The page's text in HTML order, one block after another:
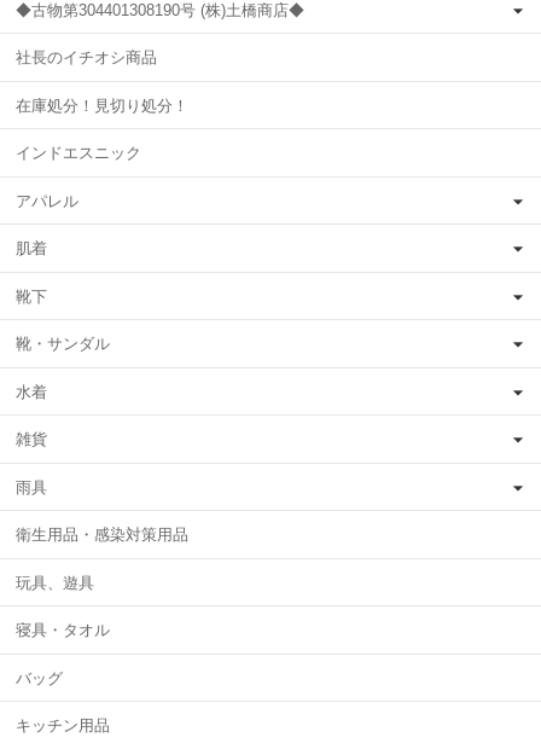
◆古物第304401308190号 (株)土橋商店◆
社長のイチオシ商品
在庫処分！見切り処分！
インドエスニック
アパレル
肌着
靴下
靴・サンダル
水着
雑貨
雨具
衛生用品・感染対策用品
玩具、遊具
寝具・タオル
バッグ
キッチン用品